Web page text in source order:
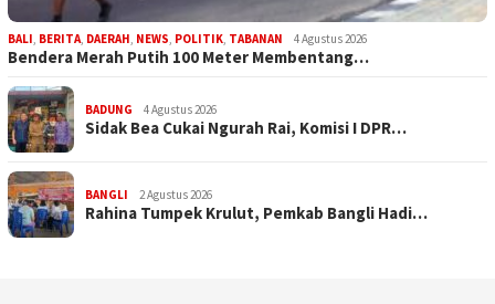
BALI, BERITA, DAERAH, NEWS, POLITIK, TABANAN 4 Agustus 2026
Bendera Merah Putih 100 Meter Membentang…
BADUNG 4 Agustus 2026
Sidak Bea Cukai Ngurah Rai, Komisi I DPR…
BANGLI 2 Agustus 2026
Rahina Tumpek Krulut, Pemkab Bangli Hadi…